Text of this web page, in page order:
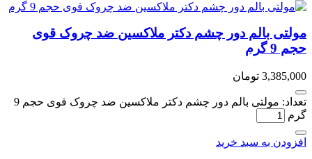
مولتی بالم دور چشم دکتر ملاکسین ضد چروک قوی
حجم 9 گرم
3,385,000 تومان
تعداد: مولتی بالم دور چشم دکتر ملاکسین ضد چروک قوی حجم 9
گرم
افزودن به سبد خرید